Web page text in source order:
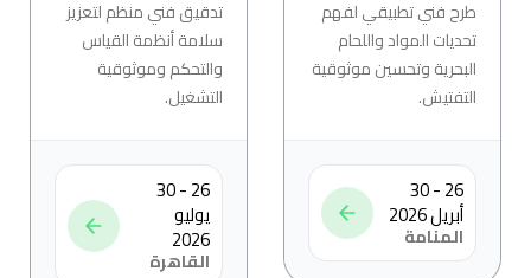
طرح فني تطبيقي لفهم
تحديات المواد واللحام
البحرية وتحسين موثوقية
التفتيش.
26 - 30
أبريل 2026
المنامة
تدقيق فني منظم لتعزيز
سلامة أنظمة القياس
والتحكم وموثوقية
التشغيل.
26 - 30
يوليو
2026
القاهرة